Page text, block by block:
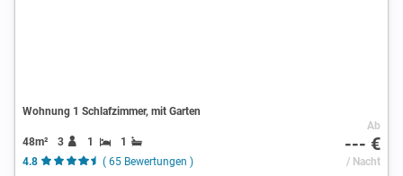
Wohnung 1 Schlafzimmer, mit Garten
48m² 3 1
1
4.8
( 65 Bewertungen )
Ab
--- €
/ Nacht